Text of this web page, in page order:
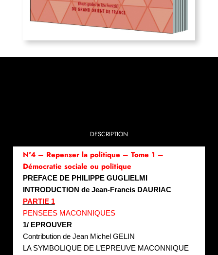
DESCRIPTION
N°4 – Repenser la politique – Tome 1 –
Démocratie sociale ou politique
PREFACE DE PHILIPPE GUGLIELMI
INTRODUCTION de Jean-Francis DAURIAC
PARTIE 1
PENSEES MACONNIQUES
1/ EPROUVER
Contribution de Jean Michel GELIN
LA SYMBOLIQUE DE L’EPREUVE MACONNIQUE